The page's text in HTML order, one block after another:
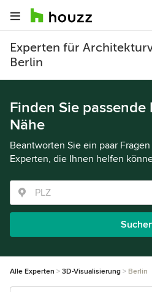
Experten für
Berlin
Finden Sie
Nähe
Beantworten Sie ein paar
Experten, die Ihnen helfen
Alle Experten 3D-Visualisierung Berlin